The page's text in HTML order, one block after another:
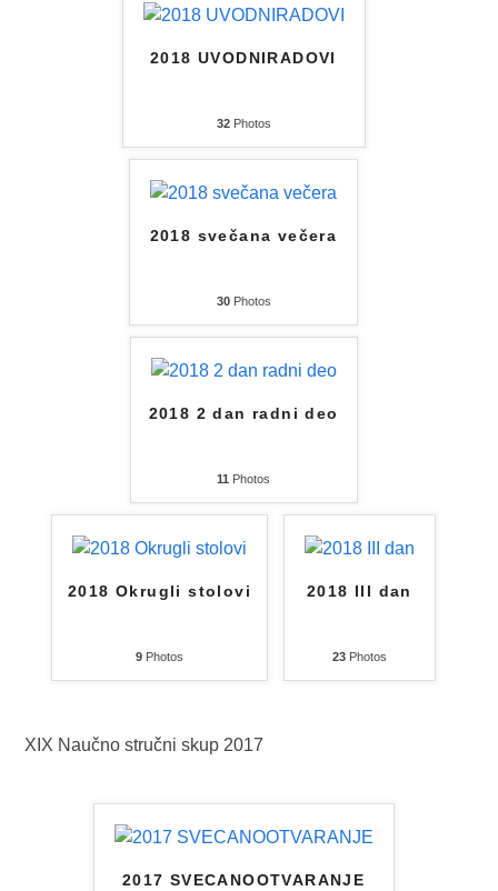
2018 UVODNIRADOVI
32Photos
2018 svečana večera
30Photos
2018 2 dan radni deo
11 Photos
2018 Okrugli stolovi
9 Photos
2018 III dan
23 Photos
XIX Naučno stručni skup 2017
2017 SVECANOOTVARANJE